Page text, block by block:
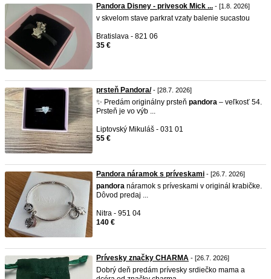
Pandora Disney - privesok Mick ... - [1.8. 2026]
v skvelom stave parkrat vzaty balenie sucastou
Bratislava - 821 06
35 €
prsteň Pandora/- [28.7. 2026]
✨ Predám originálny prsteň pandora – veľkosť 54.
Prsteň je vo výb ...
Liptovský Mikuláš - 031 01
55 €
Pandora náramok s príveskami - [26.7. 2026]
pandora náramok s príveskami v originál krabičke.
Dôvod predaj ...
Nitra - 951 04
140 €
Prívesky značky CHARMA - [26.7. 2026]
Dobrý deň predám prívesky srdiečko mama a